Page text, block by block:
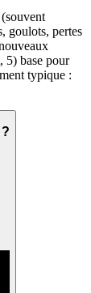
goulots, pertes
5) base pour
typique :